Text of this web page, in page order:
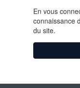
En vous
connaissance
du site.